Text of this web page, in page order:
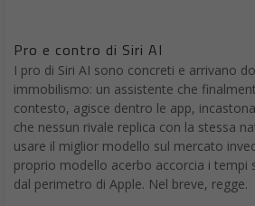
Pro e contro di Siri AI
I pro di Siri AI sono concreti e arrivano
immobilismo: un assistente che
contesto, agisce dentro le app,
che nessun rivale replica con la stessa
usare il miglior modello sul mercato
proprio modello acerbo accorcia i tempi
dal perimetro di Apple. Nel breve, regge.